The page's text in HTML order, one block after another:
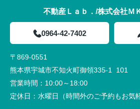
不動産Ｌａｂ．/株式会社Ｍ
0964-42-7402
〒869-0551
熊本県宇城市不知火町御領335-1 101
営業時間： 10:00～18:00
定休日： 水曜日（時間外のご予約もお気